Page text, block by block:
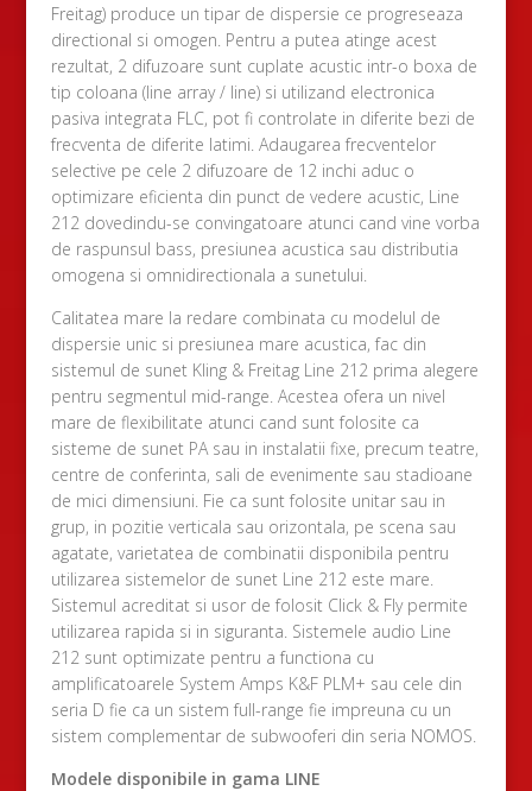
Freitag) produce un tipar de dispersie ce progreseaza
directional si omogen. Pentru a putea atinge acest
rezultat, 2 difuzoare sunt cuplate acustic intr-o boxa de
tip coloana (line array / line) si utilizand electronica
pasiva integrata FLC, pot fi controlate in diferite bezi de
frecventa de diferite latimi. Adaugarea frecventelor
selective pe cele 2 difuzoare de 12 inchi aduc o
optimizare eficienta din punct de vedere acustic, Line
212 dovedindu-se convingatoare atunci cand vine vorba
de raspunsul bass, presiunea acustica sau distributia
omogena si omnidirectionala a sunetului.
Calitatea mare la redare combinata cu modelul de
dispersie unic si presiunea mare acustica, fac din
sistemul de sunet Kling & Freitag Line 212 prima alegere
pentru segmentul mid-range. Acestea ofera un nivel
mare de flexibilitate atunci cand sunt folosite ca
sisteme de sunet PA sau in instalatii fixe, precum teatre,
centre de conferinta, sali de evenimente sau stadioane
de mici dimensiuni. Fie ca sunt folosite unitar sau in
grup, in pozitie verticala sau orizontala, pe scena sau
agatate, varietatea de combinatii disponibila pentru
utilizarea sistemelor de sunet Line 212 este mare.
Sistemul acreditat si usor de folosit Click & Fly permite
utilizarea rapida si in siguranta. Sistemele audio Line
212 sunt optimizate pentru a functiona cu
amplificatoarele System Amps K&F PLM+ sau cele din
seria D fie ca un sistem full-range fie impreuna cu un
sistem complementar de subwooferi din seria NOMOS.
Modele disponibile in gama LINE